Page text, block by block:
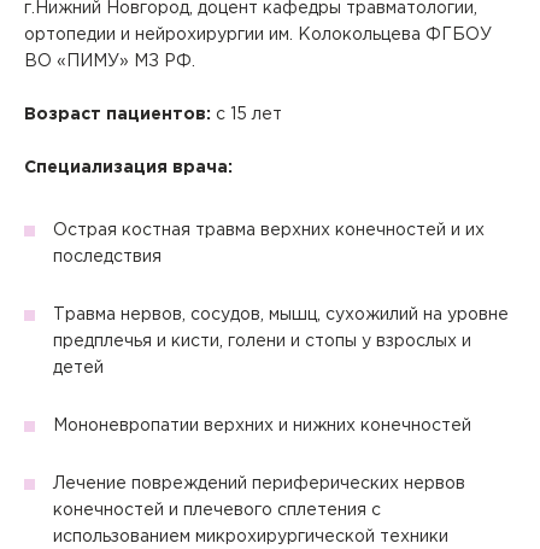
г.Нижний Новгород, доцент кафедры травматологии,
ортопедии и нейрохирургии им. Колокольцева ФГБОУ
ВО «ПИМУ» МЗ РФ.
Возраст пациентов: с 15 лет
Специализация врача:
Острая костная травма верхних конечностей и их
последствия
Травма нервов, сосудов, мышц, сухожилий на уровне
предплечья и кисти, голени и стопы у взрослых и
детей
Мононевропатии верхних и нижних конечностей
Лечение повреждений периферических нервов
конечностей и плечевого сплетения с
использованием микрохирургической техники
Вызов врача на дом